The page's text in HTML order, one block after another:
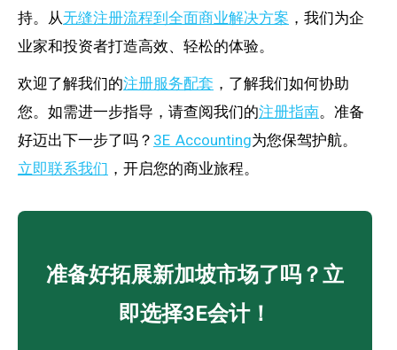
持。从无缝注册流程到全面商业解决方案 ，我们为企
业家和投资者打造高效、轻松的体验。
欢迎了解我们的注册服务配套 ，了解我们如何协助
您。如需进一步指导，请查阅我们的注册指南。准备
好迈出下一步了吗？ 3E Accounting为您保驾护航。
立即联系我们 ，开启您的商业旅程。
准备好拓展新加坡市场了吗？立
即选择3E会计！